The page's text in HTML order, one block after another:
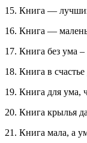
15. Книга —
16. Книга —
17. Книга без ума –
18. Книга в
19. Книга для ума,
20. Книга крылья
21. Книга мала, а